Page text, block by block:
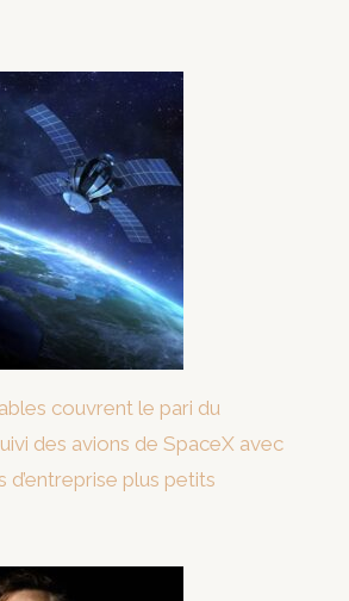
couvrent le pari du
des avions de SpaceX avec
plus petits